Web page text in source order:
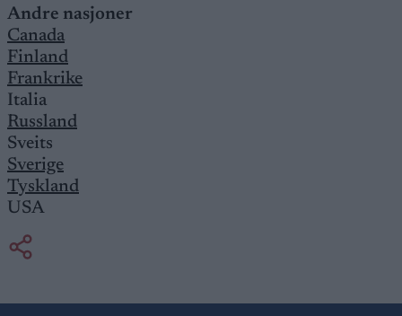
Andre nasjoner
Canada
Finland
Frankrike
Italia
Russland
Sveits
Sverige
Tyskland
USA